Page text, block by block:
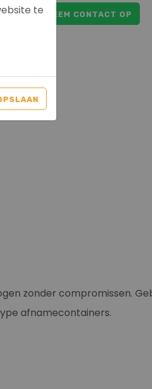
te
NEEM CONTACT OP
zonder compromissen.
afnamecontainers.